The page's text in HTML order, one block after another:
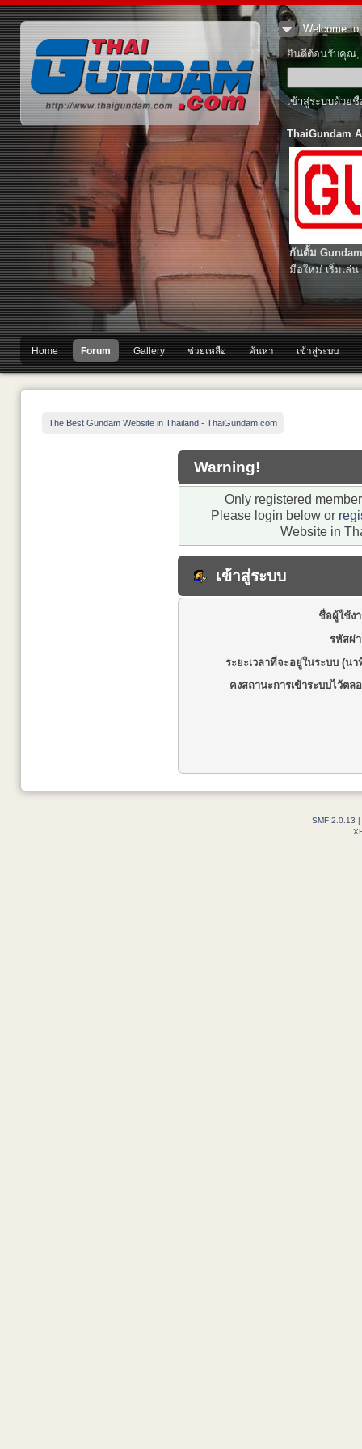
Welcome to
ยินดีต้อนรับคุณ,
เข้าสู่ระบบด้วย
ThaiGundam
กันดั้ม
มือใหม่ เริ่มเล่น
Home Forum Gallery ช่วยเหลือ ค้นหา เข้าสู่ระบบ
The Best Gundam Website in Thailand - ThaiGundam.com
Warning!
Only registered
Please login below or
Website in
เข้าสู่ระบบ
ชื่อผู้ใช้ง
รหัสผ่
ระยะเวลาที่จะอยู่ในระบบ (นา
คงสถานะการเข้าระบบไว้ตล
SMF 2.0.13 |